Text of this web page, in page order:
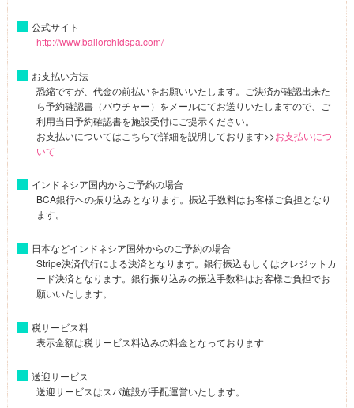
公式サイト
http://www.baliorchidspa.com/
お支払い方法
恐縮ですが、代金の前払いをお願いいたします。ご決済が確認出来た
ら予約確認書（バウチャー）をメールにてお送りいたしますので、ご
利用当日予約確認書を施設受付にご提示ください。
お支払いについてはこちらで詳細を説明しております>>お支払いにつ
いて
インドネシア国内からご予約の場合
BCA銀行への振り込みとなります。振込手数料はお客様ご負担となり
ます。
日本などインドネシア国外からのご予約の場合
Stripe決済代行による決済となります。銀行振込もしくはクレジットカ
ード決済となります。銀行振り込みの振込手数料はお客様ご負担でお
願いいたします。
税サービス料
表示金額は税サービス料込みの料金となっております
送迎サービス
送迎サービスはスパ施設が手配運営いたします。